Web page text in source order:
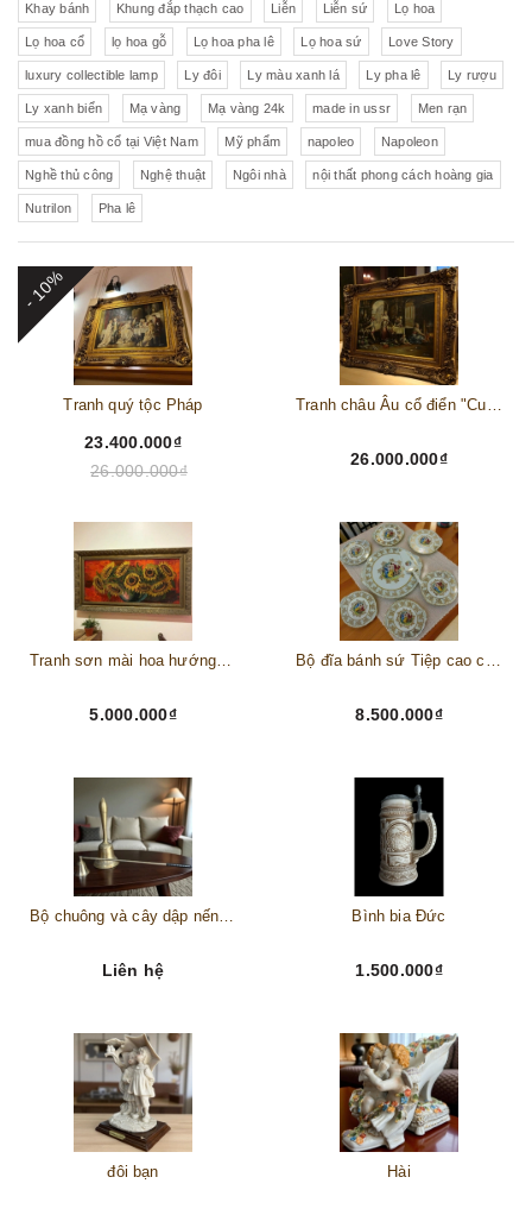
Khay bánh Khung đắp thạch cao Liễn Liễn sứ Lọ hoa
Lọ hoa cổ lọ hoa gỗ Lọ hoa pha lê Lọ hoa sứ Love Story
luxury collectible lamp Ly đôi Ly màu xanh lá Ly pha lê Ly rượu
Ly xanh biển Mạ vàng Mạ vàng 24k made in ussr Men rạn
mua đồng hồ cổ tại Việt Nam Mỹ phẩm napoleo Napoleon
Nghề thủ công Nghệ thuật Ngôi nhà nội thất phong cách hoàng gia
Nutrilon Pha lê
- 10%
Tranh quý tộc Pháp
23.400.000₫
26.000.000₫
Tranh châu Âu cổ điển "Cuộc sống lao động"
26.000.000₫
Tranh sơn mài hoa hướng dương châu Âu
5.000.000₫
Bộ đĩa bánh sứ Tiệp cao cấp – Biểu tượng tinh tế cho bàn tiệc thượng lưu
8.500.000₫
Bộ chuông và cây dập nến đồng
Liên hệ
Bình bia Đức
1.500.000₫
đôi bạn Hài